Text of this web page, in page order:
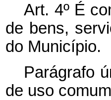
Art. 4º É
de bens,
do Município.
Parágrafo
de uso